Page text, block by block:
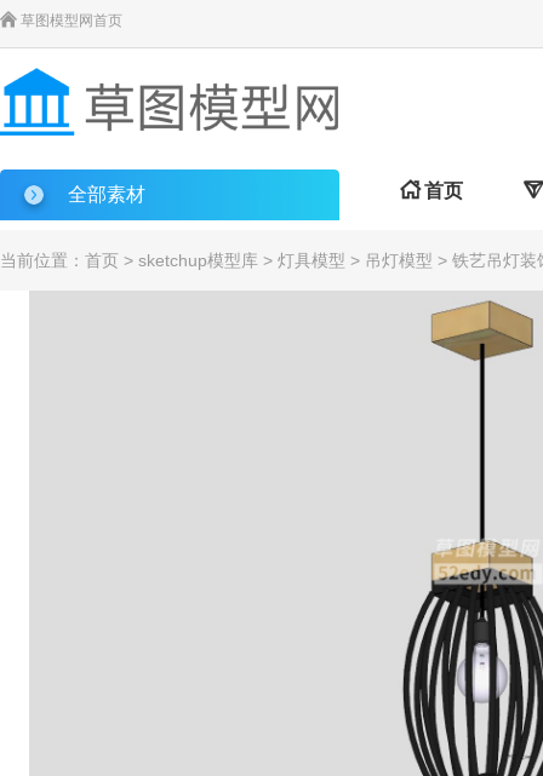
 草图模型网首页
全部素材 首页 
当前位置： 首页 > sketchup模型库 > 灯具模型 > 吊灯模型 > 铁艺吊灯装